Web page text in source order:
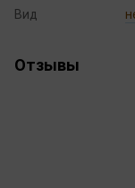
Вид
Отзывы